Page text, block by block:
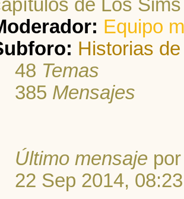
de Los
Equipo
Historias
48 Temas
385 Mensajes
Último mensaje
22 Sep 2014, 08:23